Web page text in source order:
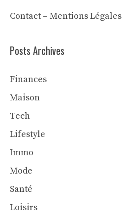
Contact – Mentions Légales
Posts Archives
Finances
Maison
Tech
Lifestyle
Immo
Mode
Santé
Loisirs